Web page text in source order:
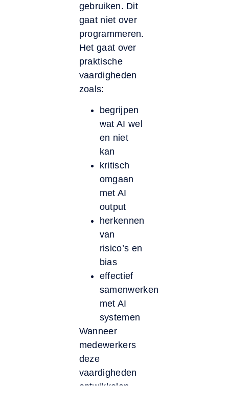
gebruiken. Dit
gaat niet over
programmeren.
Het gaat over
praktische
vaardigheden
zoals:
begrijpen
wat AI wel
en niet
kan
kritisch
omgaan
met AI
output
herkennen
van
risico’s en
bias
effectief
samenwerken
met AI
systemen
Wanneer
medewerkers
deze
vaardigheden
ontwikkelen,